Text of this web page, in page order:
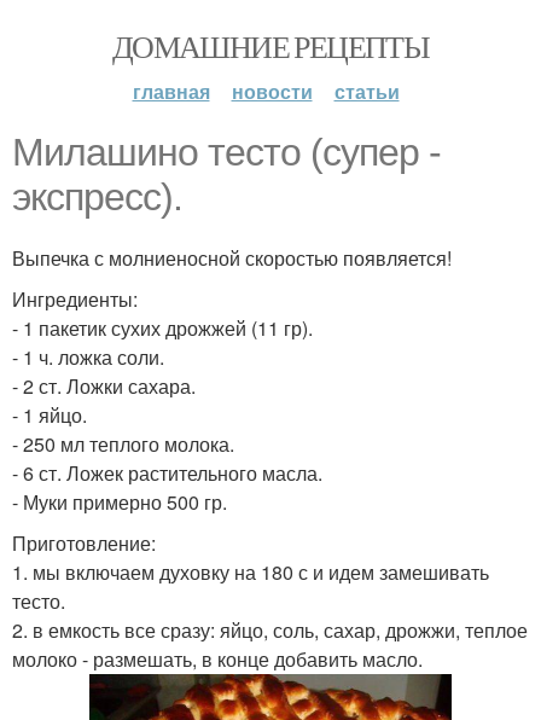
ДОМАШНИЕ РЕЦЕПТЫ
главная новости статьи
Милашино тесто (супер -
экспресс).
Выпечка с молниеносной скоростью появляется!
Ингредиенты:
- 1 пакетик сухих дрожжей (11 гр).
- 1 ч. ложка соли.
- 2 ст. Ложки сахара.
- 1 яйцо.
- 250 мл теплого молока.
- 6 ст. Ложек растительного масла.
- Муки примерно 500 гр.
Приготовление:
1. мы включаем духовку на 180 с и идем замешивать
тесто.
2. в емкость все сразу: яйцо, соль, сахар, дрожжи, теплое
молоко - размешать, в конце добавить масло.